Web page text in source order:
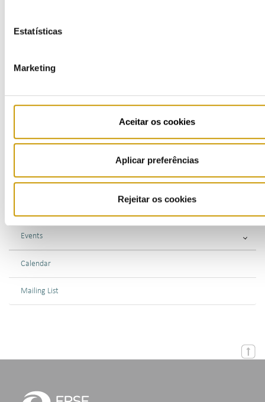
Estatísticas
Marketing
Aceitar os cookies
Aplicar preferências
Rejeitar os cookies
COMMUNICATION
Highlights
Publications (PT)
Events
Calendar
Mailing List